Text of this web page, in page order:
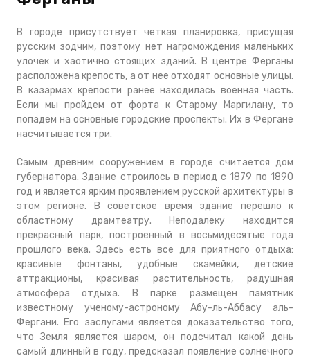
В городе присутствует четкая планировка, присущая
русским зодчим, поэтому нет нагромождения маленьких
улочек и хаотично стоящих зданий. В центре Ферганы
расположена крепость, а от нее отходят основные улицы.
В казармах крепости ранее находилась военная часть.
Если мы пройдем от форта к Старому Маргилану, то
попадем на основные городские проспекты. Их в Фергане
насчитывается три.
Самым древним сооружением в городе считается дом
губернатора. Здание строилось в период с 1879 по 1890
год и является ярким проявлением русской архитектуры в
этом регионе. В советское время здание перешло к
областному драмтеатру. Неподалеку находится
прекрасный парк, построенный в восьмидесятые года
прошлого века. Здесь есть все для приятного отдыха:
красивые фонтаны, удобные скамейки, детские
аттракционы, красивая растительность, радушная
атмосфера отдыха. В парке размещен памятник
известному ученому-астроному Абу-ль-Аббасу аль-
Фергани. Его заслугами является доказательство того,
что Земля является шаром, он подсчитал какой день
самый длинный в году, предсказал появление солнечного